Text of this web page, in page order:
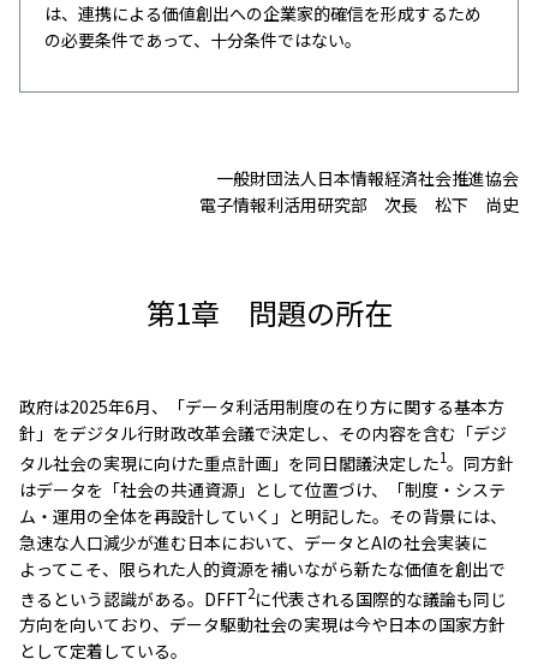
は、連携による価値創出への企業家的確信を形成するため
の必要条件であって、十分条件ではない。
一般財団法人日本情報経済社会推進協会
電子情報利活用研究部 次長 松下 尚史
第1章 問題の所在
政府は2025年6月、「データ利活用制度の在り方に関する基本方
針」をデジタル行財政改革会議で決定し、その内容を含む「デジ
タル社会の実現に向けた重点計画」を同日閣議決定した1。同方針
はデータを「社会の共通資源」として位置づけ、「制度・システ
ム・運用の全体を再設計していく」と明記した。その背景には、
急速な人口減少が進む日本において、データとAIの社会実装に
よってこそ、限られた人的資源を補いながら新たな価値を創出で
きるという認識がある。DFFT2に代表される国際的な議論も同じ
方向を向いており、データ駆動社会の実現は今や日本の国家方針
として定着している。